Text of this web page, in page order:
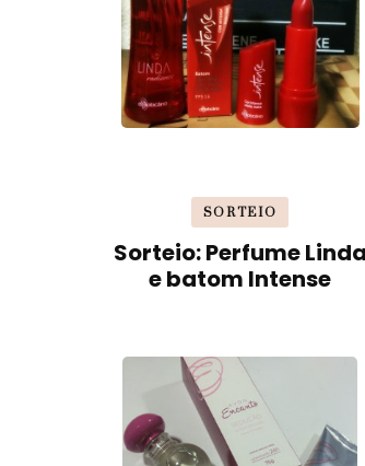
SORTEIO
Sorteio: Perfume Linda
e batom Intense